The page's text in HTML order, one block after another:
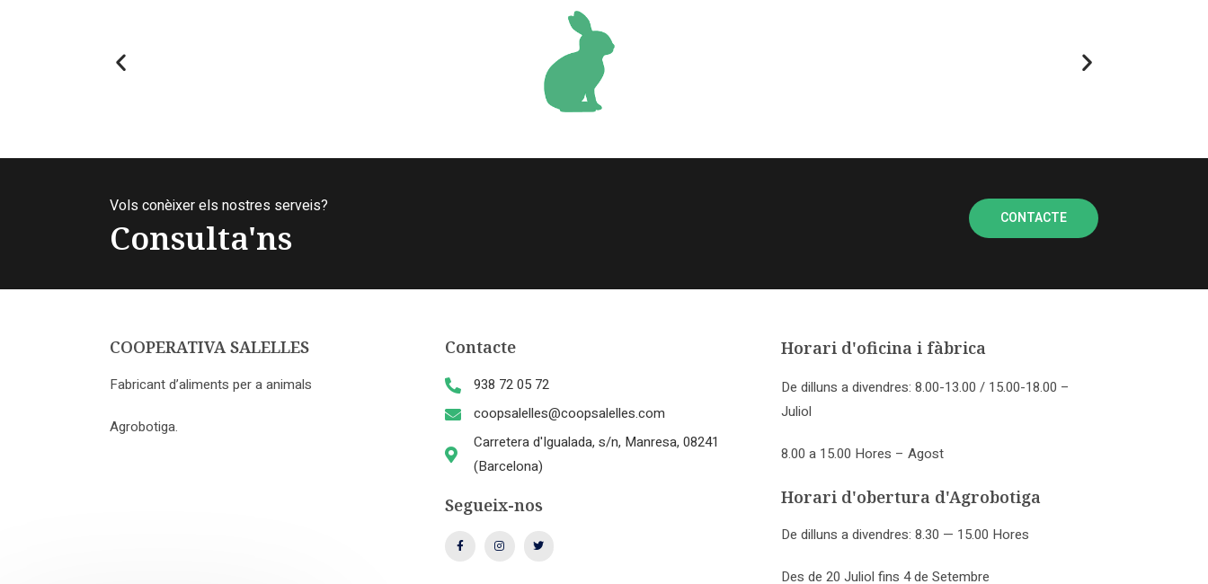
Vols conèixer els nostres serveis?
Consulta'ns CONTACTE
COOPERATIVA SALELLES
Fabricant d’aliments per a animals
Agrobotiga.
Contacte
938 72 05 72
coopsalelles@coopsalelles.com
Carretera d'Igualada, s/n, Manresa, 08241
(Barcelona)
Segueix-nos
Horari d'oficina i fàbrica
De dilluns a divendres: 8.00-13.00 / 15.00-18.00 –
Juliol
8.00 a 15.00 Hores – Agost
Horari d'obertura d'Agrobotiga
De dilluns a divendres: 8.30 — 15.00 Hores
Des de 20 Juliol fins 4 de Setembre